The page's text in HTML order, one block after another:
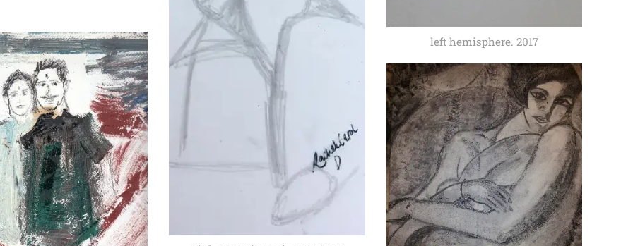
left hemisphere. 2017